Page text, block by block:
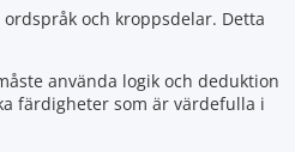
och kroppsdelar. Detta
använda logik och deduktion
färdigheter som är värdefulla i